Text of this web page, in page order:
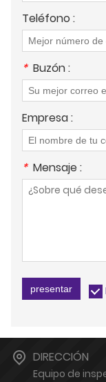
Teléfono :
* Buzón :
Empresa :
* Mensaje :
presentar
DIRECCIÓN
Equipo de